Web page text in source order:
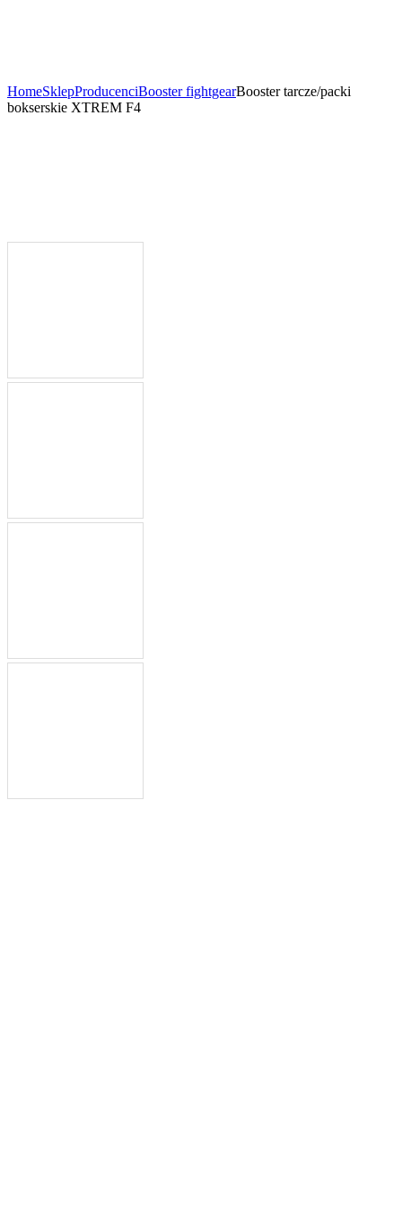
HomeSklepProducenciBooster fightgearBooster tarcze/packi
bokserskie XTREM F4